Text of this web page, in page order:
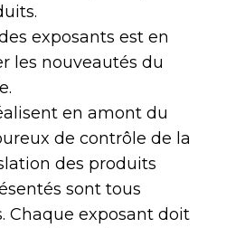
exposants est en
les nouveautés du
en amont du
de contrôle de la
des produits
sont tous
Chaque exposant doit